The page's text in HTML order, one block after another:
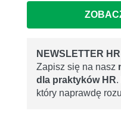
NEWSLETTER HR
Zapisz się na nasz
dla praktyków HR.
który naprawdę